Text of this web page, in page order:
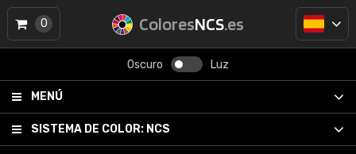
ColoresNCS.es
Oscuro Luz
MENÚ
SISTEMA DE COLOR: NCS
0